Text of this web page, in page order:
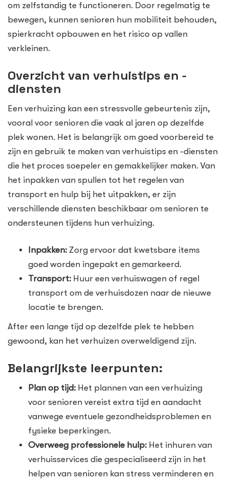
om zelfstandig te functioneren. Door regelmatig te
bewegen, kunnen senioren hun mobiliteit behouden,
spierkracht opbouwen en het risico op vallen
verkleinen.
Overzicht van verhuistips en -
diensten
Een verhuizing kan een stressvolle gebeurtenis zijn,
vooral voor senioren die vaak al jaren op dezelfde
plek wonen. Het is belangrijk om goed voorbereid te
zijn en gebruik te maken van verhuistips en -diensten
die het proces soepeler en gemakkelijker maken. Van
het inpakken van spullen tot het regelen van
transport en hulp bij het uitpakken, er zijn
verschillende diensten beschikbaar om senioren te
ondersteunen tijdens hun verhuizing.
Inpakken: Zorg ervoor dat kwetsbare items
goed worden ingepakt en gemarkeerd.
Transport: Huur een verhuiswagen of regel
transport om de verhuisdozen naar de nieuwe
locatie te brengen.
After een lange tijd op dezelfde plek te hebben
gewoond, kan het verhuizen overweldigend zijn.
Belangrijkste leerpunten:
Plan op tijd: Het plannen van een verhuizing
voor senioren vereist extra tijd en aandacht
vanwege eventuele gezondheidsproblemen en
fysieke beperkingen.
Overweeg professionele hulp: Het inhuren van
verhuisservices die gespecialiseerd zijn in het
helpen van senioren kan stress verminderen en